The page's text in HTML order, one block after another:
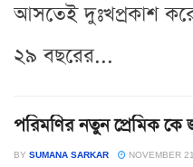
আসতেই দুঃখপ্রকাশ
২৯ বছরের...
পরিমণির নতুন প্রেমিক কে
BY SUMANA SARKAR NOVEMBER